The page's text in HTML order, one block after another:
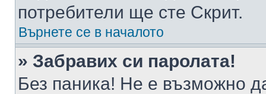
потребители ще сте Скрит.
Върнете се в началото
» Забравих си паролата!
Без паника! Не е възможно